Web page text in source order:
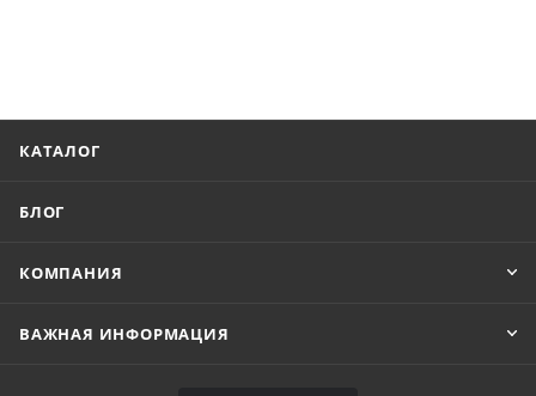
КАТАЛОГ
БЛОГ
КОМПАНИЯ
ВАЖНАЯ ИНФОРМАЦИЯ